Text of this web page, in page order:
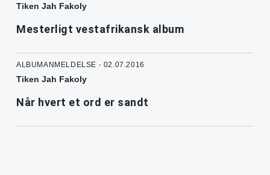
Tiken Jah Fakoly
Mesterligt vestafrikansk album
ALBUMANMELDELSE - 02.07.2016
Tiken Jah Fakoly
Når hvert et ord er sandt